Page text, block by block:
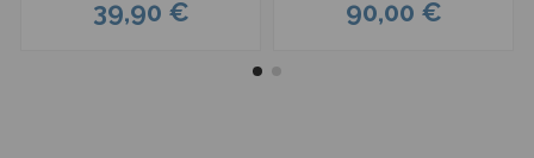
39,90 € 90,00 €